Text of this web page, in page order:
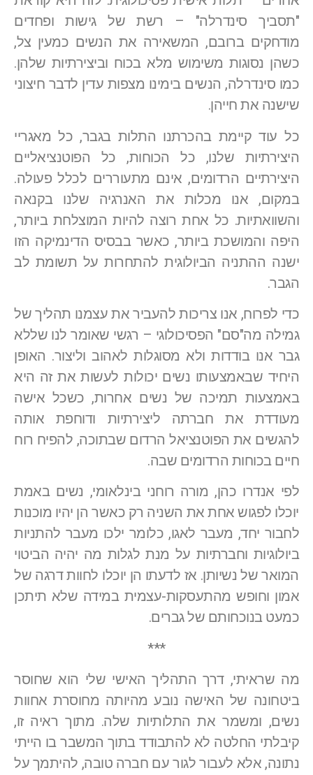
"תסביך סינדרלה" – רשת של גישות ופחדים
מודחקים ברובם, המשאירה את הנשים כמעין צל,
כשהן נסוגות משימוש מלא בכוח וביצירתיות שלהן.
כמו סינדרלה, הנשים בימינו מצפות עדין לדבר חיצוני
שישנה את חייהן.
כל עוד קיימת בהכרתנו התלות בגבר, כל מאגריי
היצירתיות שלנו, כל הכוחות, כל הפוטנציאליים
היצירתיים הרדומים, אינם מתעוררים לכלל פעולה.
במקום, אנו מכלות את האנרגיה שלנו בקנאה
והשוואתיות. כל אחת רוצה להיות המוצלחת ביותר,
היפה והמושכת ביותר, כאשר בבסיס הדינמיקה הזו
ישנה ההתניה הביולוגית להתחרות על תשומת לב
הגבר.
כדי לפרוח, אנו צריכות להעביר את עצמנו תהליך של
גמילה מה"סם" הפסיכולוגי – רגשי שאומר לנו שללא
גבר אנו בודדות ולא מסוגלות לאהוב וליצור. האופן
היחיד שבאמצעותו נשים יכולות לעשות את זה היא
באמצעות תמיכה של נשים אחרות, כשכל אישה
מעודדת את חברתה ליצירתיות ודוחפת אותה
להגשים את הפוטנציאל הרדום שבתוכה, להפיח רוח
חיים בכוחות הרדומים שבה.
לפי אנדרו כהן, מורה רוחני בינלאומי, נשים באמת
יוכלו לפגוש אחת את השניה רק כאשר הן יהיו מוכנות
לחבור יחד, מעבר לאגו, כלומר ילכו מעבר להתניות
ביולוגיות וחברתיות על מנת לגלות מה יהיה הביטוי
המואר של נשיותן. אז לדעתו הן יוכלו לחוות דרגה של
אמון וחופש מהתעסקות-עצמית במידה שלא תיתכן
כמעט בנוכחותם של גברים.
***
מה שראיתי, דרך התהליך האישי שלי הוא שחוסר
ביטחונה של האישה נובע מהיותה מחוסרת אחוות
נשים, ומשמר את התלותיות שלה. מתוך ראיה זו,
קיבלתי החלטה לא להתבודד בתוך המשבר בו הייתי
נתונה, אלא לעבור לגור עם חברה טובה, להיתמך על